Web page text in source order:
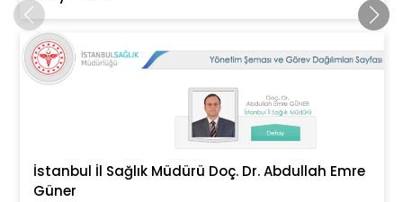
İstanbul İl Sağlık Müdürü Doç. Dr. Abdullah Emre
Güner